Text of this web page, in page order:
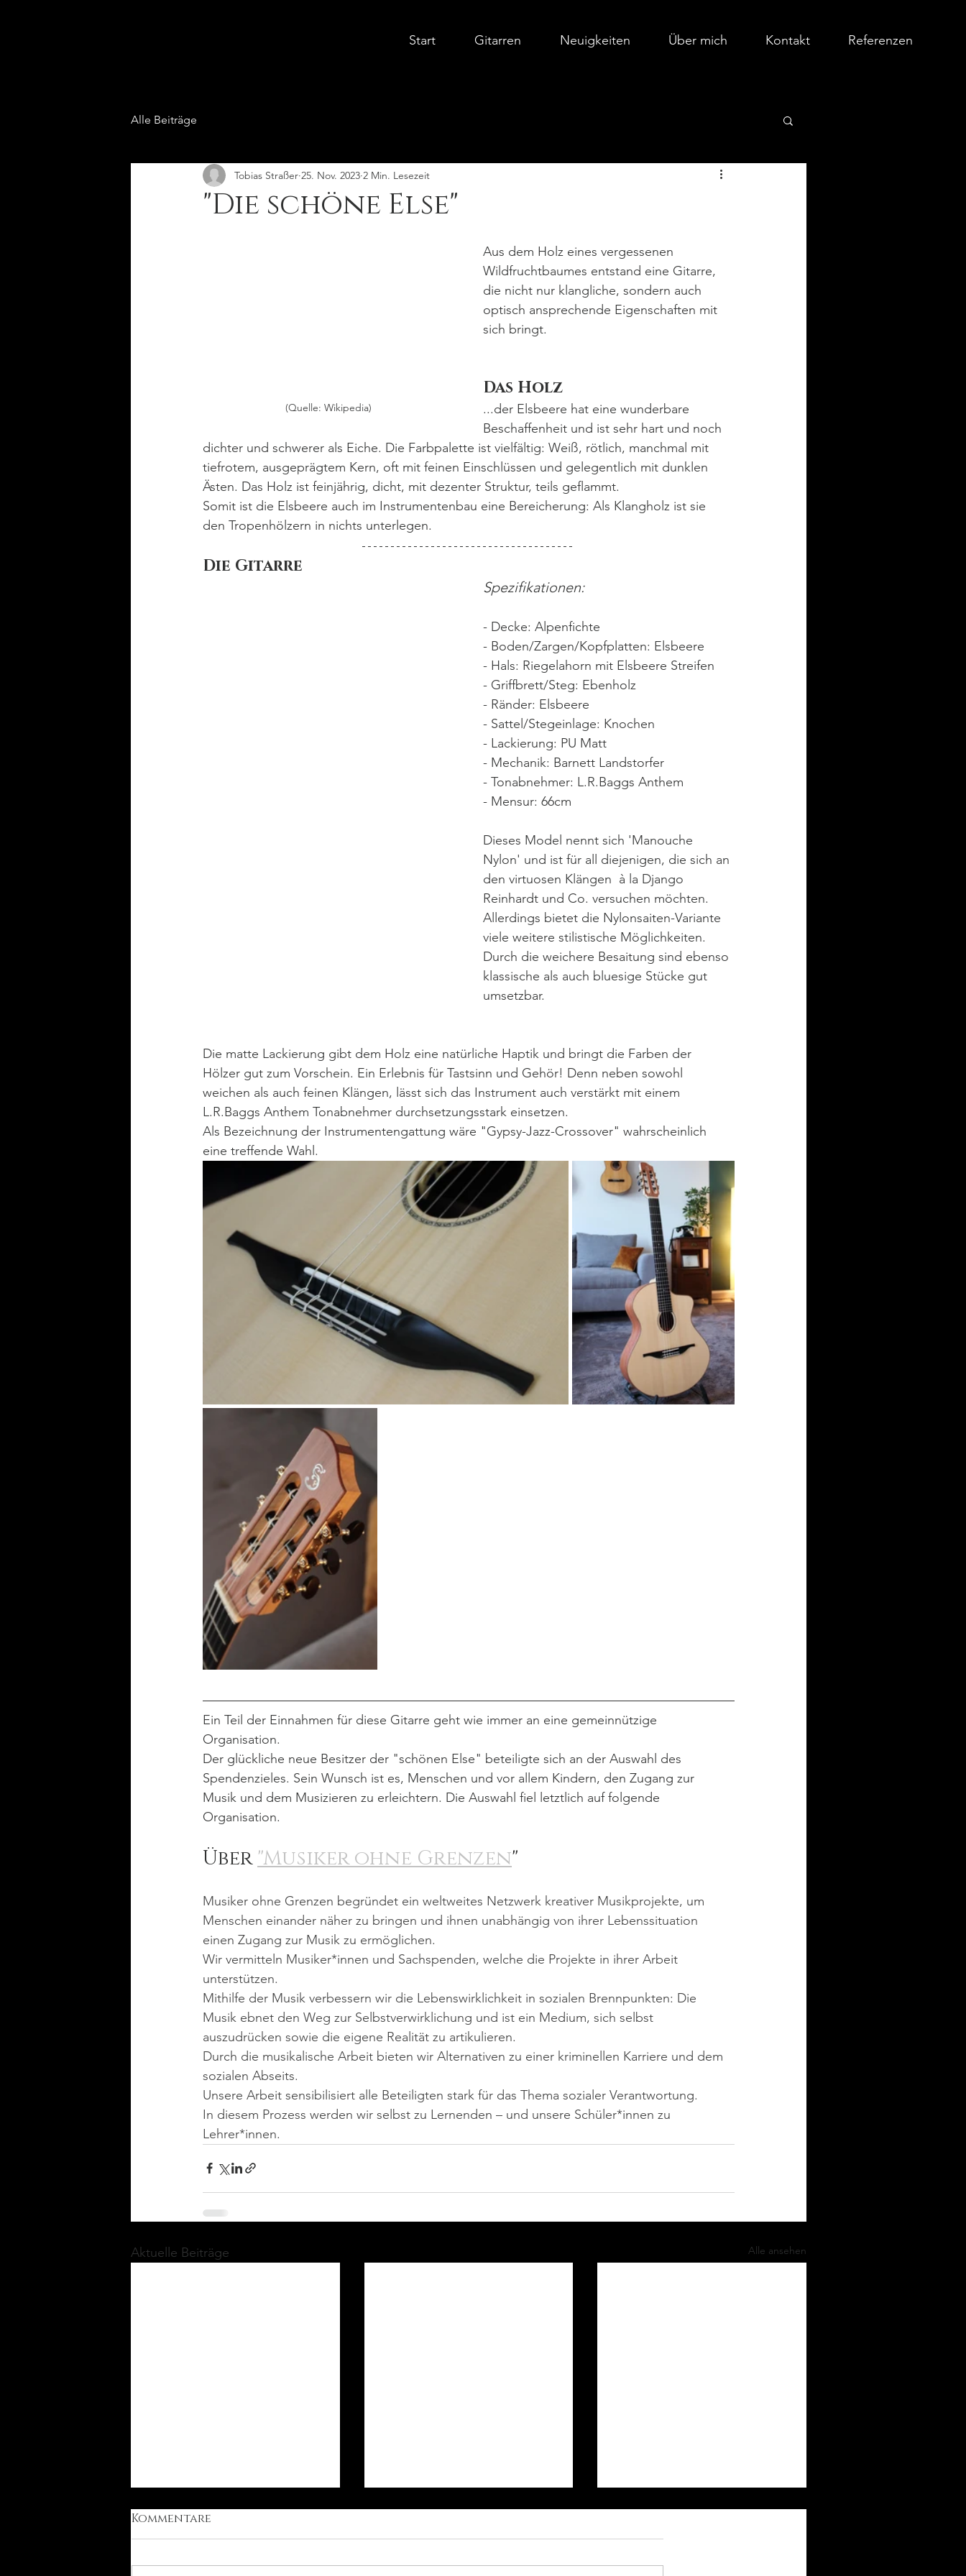
Start Gitarren Neuigkeiten Über mich Kontakt Referenzen
Alle Beiträge
"Die schöne Else"
Tobias Straßer 25. Nov. 2023 2 Min. Lesezeit
(Quelle: Wikipedia)
Aus dem Holz eines vergessenen
Wildfruchtbaumes entstand eine Gitarre,
die nicht nur klangliche, sondern auch
optisch ansprechende Eigenschaften mit
sich bringt.
Das Holz
...der Elsbeere hat eine wunderbare
Beschaffenheit und ist sehr hart und noch
dichter und schwerer als Eiche. Die Farbpalette ist vielfältig: Weiß, rötlich, manchmal mit
tiefrotem, ausgeprägtem Kern, oft mit feinen Einschlüssen und gelegentlich mit dunklen
Ästen. Das Holz ist feinjährig, dicht, mit dezenter Struktur, teils geflammt.
Somit ist die Elsbeere auch im Instrumentenbau eine Bereicherung: Als Klangholz ist sie
den Tropenhölzern in nichts unterlegen.
Die Gitarre
Spezifikationen:
- Decke: Alpenfichte
- Boden/Zargen/Kopfplatten: Elsbeere
- Hals: Riegelahorn mit Elsbeere Streifen
- Griffbrett/Steg: Ebenholz
- Ränder: Elsbeere
- Sattel/Stegeinlage: Knochen
- Lackierung: PU Matt
- Mechanik: Barnett Landstorfer
- Tonabnehmer: L.R.Baggs Anthem
- Mensur: 66cm
Dieses Model nennt sich 'Manouche
Nylon' und ist für all diejenigen, die sich an
den virtuosen Klängen  à la Django
Reinhardt und Co. versuchen möchten.
Allerdings bietet die Nylonsaiten-Variante
viele weitere stilistische Möglichkeiten.
Durch die weichere Besaitung sind ebenso
klassische als auch bluesige Stücke gut
umsetzbar.
Die matte Lackierung gibt dem Holz eine natürliche Haptik und bringt die Farben der
Hölzer gut zum Vorschein. Ein Erlebnis für Tastsinn und Gehör! Denn neben sowohl
weichen als auch feinen Klängen, lässt sich das Instrument auch verstärkt mit einem
L.R.Baggs Anthem Tonabnehmer durchsetzungsstark einsetzen.
Als Bezeichnung der Instrumentengattung wäre "Gypsy-Jazz-Crossover" wahrscheinlich
eine treffende Wahl.
Ein Teil der Einnahmen für diese Gitarre geht wie immer an eine gemeinnützige
Organisation.
Der glückliche neue Besitzer der "schönen Else" beteiligte sich an der Auswahl des
Spendenzieles. Sein Wunsch ist es, Menschen und vor allem Kindern, den Zugang zur
Musik und dem Musizieren zu erleichtern. Die Auswahl fiel letztlich auf folgende
Organisation.
Über "Musiker ohne Grenzen"
Musiker ohne Grenzen begründet ein weltweites Netzwerk kreativer Musikprojekte, um
Menschen einander näher zu bringen und ihnen unabhängig von ihrer Lebenssituation
einen Zugang zur Musik zu ermöglichen.
Wir vermitteln Musiker*innen und Sachspenden, welche die Projekte in ihrer Arbeit
unterstützen.
Mithilfe der Musik verbessern wir die Lebenswirklichkeit in sozialen Brennpunkten: Die
Musik ebnet den Weg zur Selbstverwirklichung und ist ein Medium, sich selbst
auszudrücken sowie die eigene Realität zu artikulieren.
Durch die musikalische Arbeit bieten wir Alternativen zu einer kriminellen Karriere und dem
sozialen Abseits.
Unsere Arbeit sensibilisiert alle Beteiligten stark für das Thema sozialer Verantwortung.
In diesem Prozess werden wir selbst zu Lernenden – und unsere Schüler*innen zu
Lehrer*innen.
Aktuelle Beiträge Alle ansehen
Kommentare